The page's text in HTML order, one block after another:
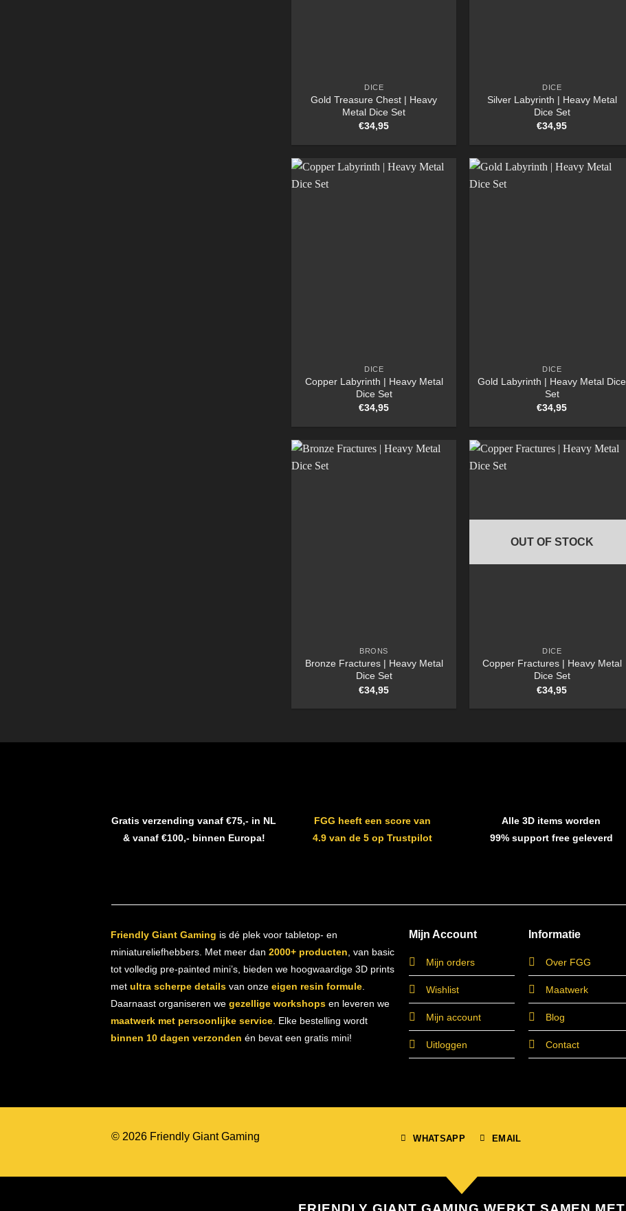
DICE
Gold Treasure Chest | Heavy
Metal Dice Set
€34,95
DICE
Silver Labyrinth | Heavy Metal
Dice Set
€34,95
DICE
Copper Labyrinth | Heavy Metal
Dice Set
€34,95
DICE
Gold Labyrinth | Heavy Metal Dice
Set
€34,95
BRONS
Bronze Fractures | Heavy Metal
Dice Set
€34,95
OUT OF STOCK
DICE
Copper Fractures | Heavy Metal
Dice Set
€34,95
Gratis verzending vanaf €75,- in NL
& vanaf €100,- binnen Europa!
FGG heeft een score van
4.9 van de 5 op Trustpilot
Alle 3D items worden
99% support free geleverd
Friendly Giant Gaming is dé plek voor tabletop- en
miniatureliefhebbers. Met meer dan 2000+ producten, van basic
tot volledig pre-painted mini’s, bieden we hoogwaardige 3D prints
met ultra scherpe detailsvan onze eigen resin formule.
Daarnaast organiseren we gezellige workshopsen leveren we
maatwerk met persoonlijke service. Elke bestelling wordt
binnen 10 dagen verzonden én bevat een gratis mini!
Mijn Account
Mijn orders
Wishlist
Mijn account
Uitloggen
Informatie
Over FGG
Maatwerk
Blog
Contact
© 2026 Friendly Giant Gaming WHATSAPP EMAIL